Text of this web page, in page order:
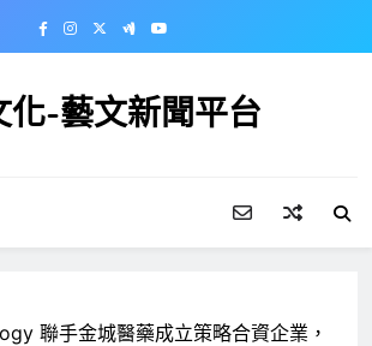
化-藝文新聞平台
聯手金城醫藥成立策略合資企業，